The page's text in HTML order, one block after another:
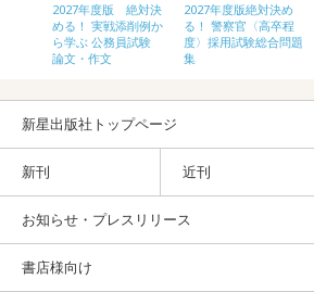
2027年度版 絶対決
める！ 実戦添削例か
ら学ぶ 公務員試験
論文・作文
2027年度版絶対決め
る！ 警察官〈高卒程
度〉採用試験総合問題
集
新星出版社トップページ
新刊 近刊
お知らせ・プレスリリース
書店様向け